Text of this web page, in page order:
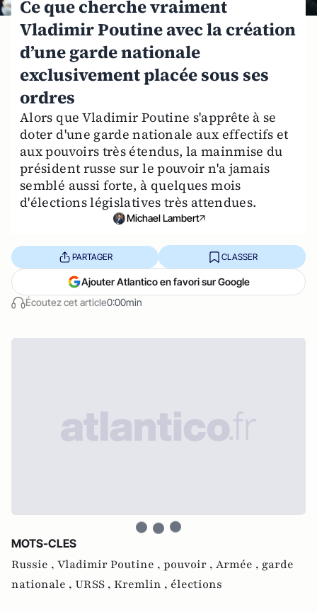
Ce que cherche vraiment
Vladimir Poutine avec la création
d’une garde nationale
exclusivement placée sous ses
ordres
Alors que Vladimir Poutine s'apprête à se
doter d'une garde nationale aux effectifs et
aux pouvoirs très étendus, la mainmise du
président russe sur le pouvoir n'a jamais
semblé aussi forte, à quelques mois
d'élections législatives très attendues.
Michael Lambert
Écoutez cet article0:00min
PARTAGER CLASSER
Ajouter Atlantico en favori sur Google
MOTS-CLES
Russie , Vladimir Poutine , pouvoir , Armée , garde
nationale , URSS , Kremlin , élections